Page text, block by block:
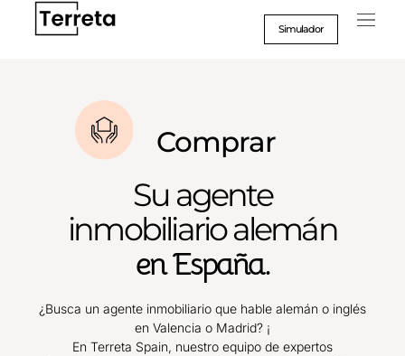
Simulador
Comprar
Su agente
inmobiliario alemán
en España.
¿Busca un agente inmobiliario que hable alemán o inglés
en Valencia o Madrid? ¡
En Terreta Spain, nuestro equipo de expertos